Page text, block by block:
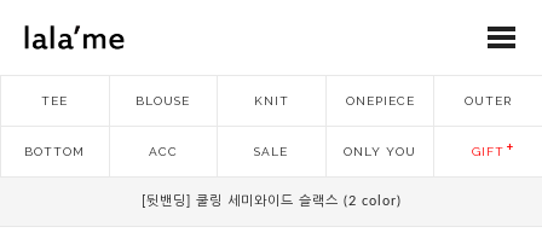
TEE BLOUSE KNIT ONEPIECE OUTER
BOTTOM ACC SALE ONLY YOU GIFT
[뒷밴딩] 쿨링 세미와이드 슬랙스 (2 color)